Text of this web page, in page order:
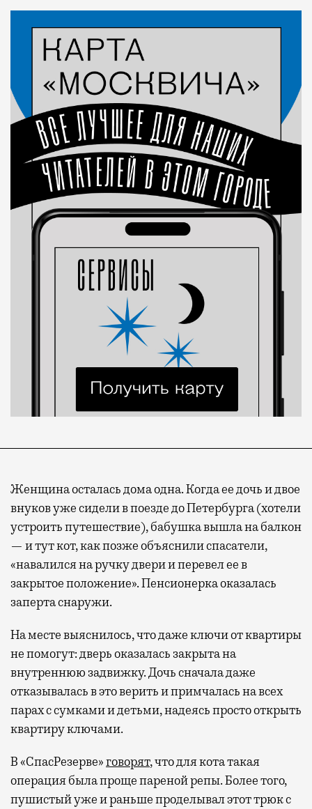
Женщина осталась дома одна. Когда ее дочь и двое
внуков уже сидели в поезде до Петербурга (хотели
устроить путешествие), бабушка вышла на балкон
— и тут кот, как позже объяснили спасатели,
«навалился на ручку двери и перевел ее в
закрытое положение». Пенсионерка оказалась
заперта снаружи.
На месте выяснилось, что даже ключи от квартиры
не помогут: дверь оказалась закрыта на
внутреннюю задвижку. Дочь сначала даже
отказывалась в это верить и примчалась на всех
парах с сумками и детьми, надеясь просто открыть
квартиру ключами.
В «СпасРезерве»говорят, что для кота такая
операция была проще пареной репы. Более того,
пушистый уже и раньше проделывал этот трюк с